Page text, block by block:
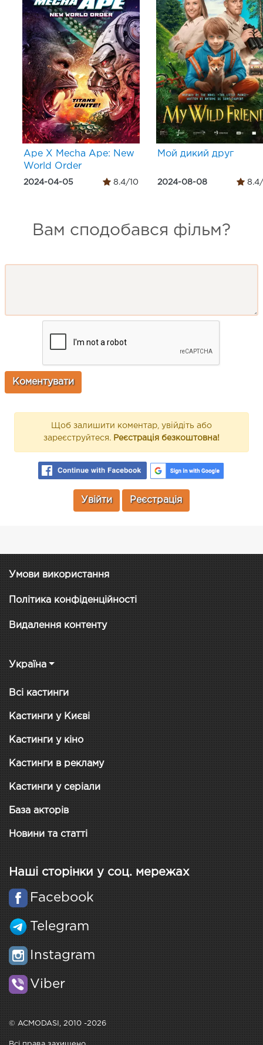
Ape X Mecha Ape: New
World Order
2024-04-05 8.4/10
Мой дикий друг
2024-08-08 8.4/
Вам сподобався фільм?
Щоб залишити коментар, увійдіть або
зареєструйтеся. Реєстрація безкоштовна!
Увійти Реєстрація
Умови використання
Політика конфіденційності
Видалення контенту
Україна
Всі кастинги
Кастинги у Києві
Кастинги у кіно
Кастинги в рекламу
Кастинги у серіали
База акторів
Новини та статті
Наші сторінки у соц. мережах
Facebook
Telegram
Instagram
Viber
© ACMODASI, 2010 -2026